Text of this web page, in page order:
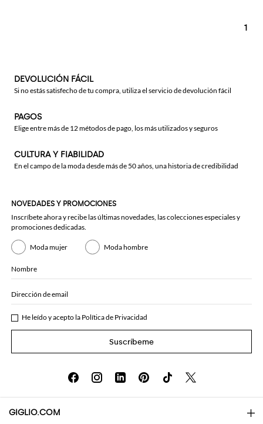
1
DEVOLUCIÓN FÁCIL
Si no estás satisfecho de tu compra, utiliza el servicio de devolución fácil
PAGOS
Elige entre más de 12 métodos de pago, los más utilizados y seguros
CULTURA Y FIABILIDAD
En el campo de la moda desde más de 50 años, una historia de credibilidad
NOVEDADES Y PROMOCIONES
Inscríbete ahora y recibe las últimas novedades, las colecciones especiales y
promociones dedicadas.
Moda mujer Moda hombre
Nombre
Dirección de email
He leído y acepto la Política de Privacidad
Suscríbeme
GIGLIO.COM